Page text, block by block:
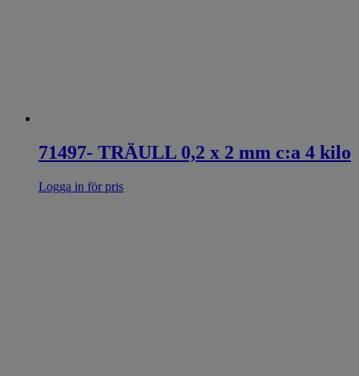
71497- TRÄULL 0,2 x 2 mm c:a 4 kilo
Logga in för pris